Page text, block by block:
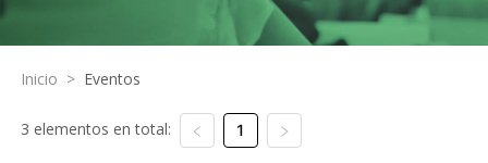
Inicio > Eventos
3 elementos en total: 1